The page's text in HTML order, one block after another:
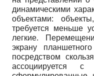
динамическими
объектами:
требуется меньше
легкие.
экрану
посредством
ассоциируется